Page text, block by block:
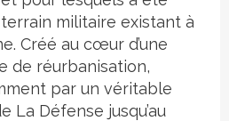
militaire existant à
Créé au cœur d’une
de réurbanisation,
par un véritable
La Défense jusqu’au